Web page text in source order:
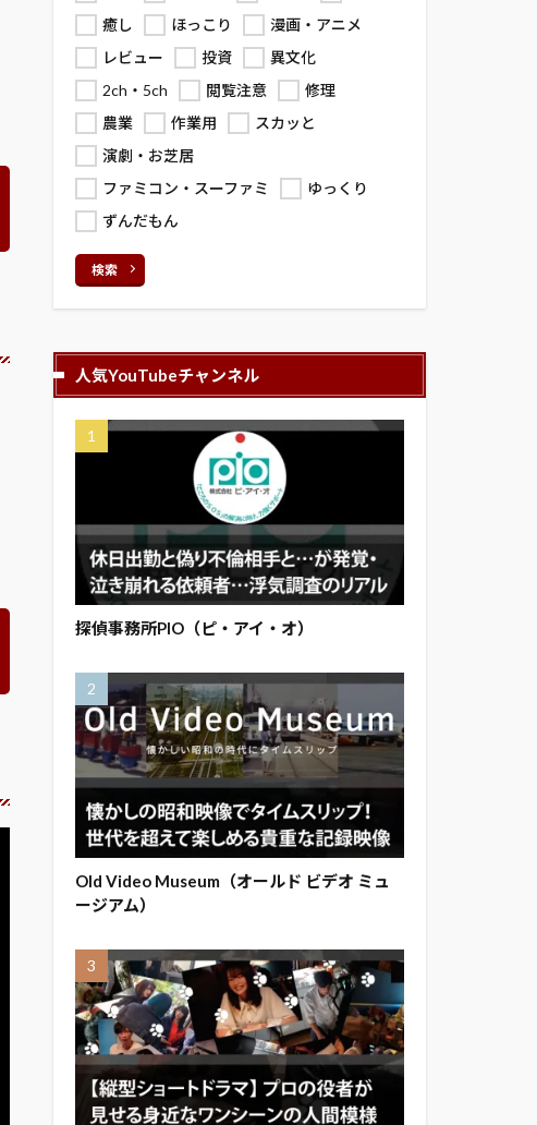
癒し
ほっこり
漫画・アニメ
レビュー
投資
異文化
2ch・5ch
閲覧注意
修理
農業
作業用
スカッと
演劇・お芝居
ファミコン・スーファミ
ゆっくり
ずんだもん
検索
人気YouTubeチャンネル
探偵事務所PIO（ピ・アイ・オ）
Old Video Museum（オールド ビデオ ミュ
ージアム）